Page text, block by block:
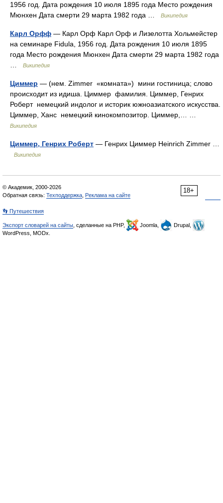
1956 год. Дата рождения 10 июля 1895 года Место рождения
Мюнхен Дата смерти 29 марта 1982 года …
Википедия
Карл Орфф — Карл Орф Карл Орф и Лизелотта Хольмейстер
на семинаре Fidula, 1956 год. Дата рождения 10 июля 1895
года Место рождения Мюнхен Дата смерти 29 марта 1982 года
Википедия
Циммер — (нем. Zimmer «комната») мини гостиница; слово
происходит из идиша. Циммер фамилия. Циммер, Генрих
Роберт немецкий индолог и историк южноазиатского искусства.
Циммер, Ханс немецкий кинокомпозитор. Циммер,… …
Википедия
Циммер, Генрих Роберт — Генрих Циммер Heinrich Zimmer …
Википедия
18+
© Академик, 2000-2026
Обратная связь: Техподдержка Реклама на сайте
👣 Путешествия
Экспорт словарей на сайты , сделанные на PHP, Joomla,
Drupal,
WordPress, MODx.